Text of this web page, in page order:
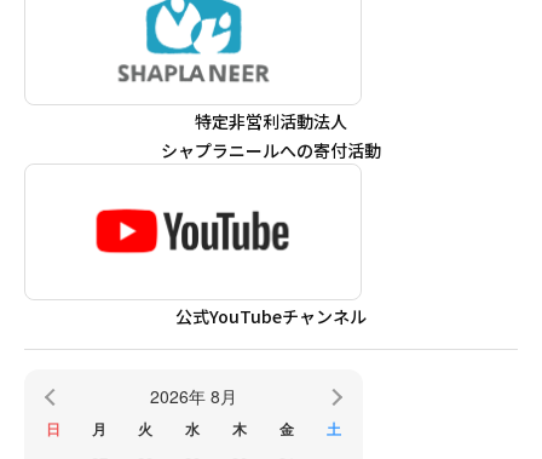
特定非営利活動法人
シャプラニールへの寄付活動
公式YouTubeチャンネル
2026年 8月
日 月 火 水 木 金 土